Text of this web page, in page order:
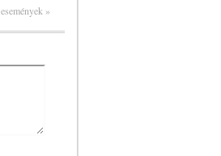
»